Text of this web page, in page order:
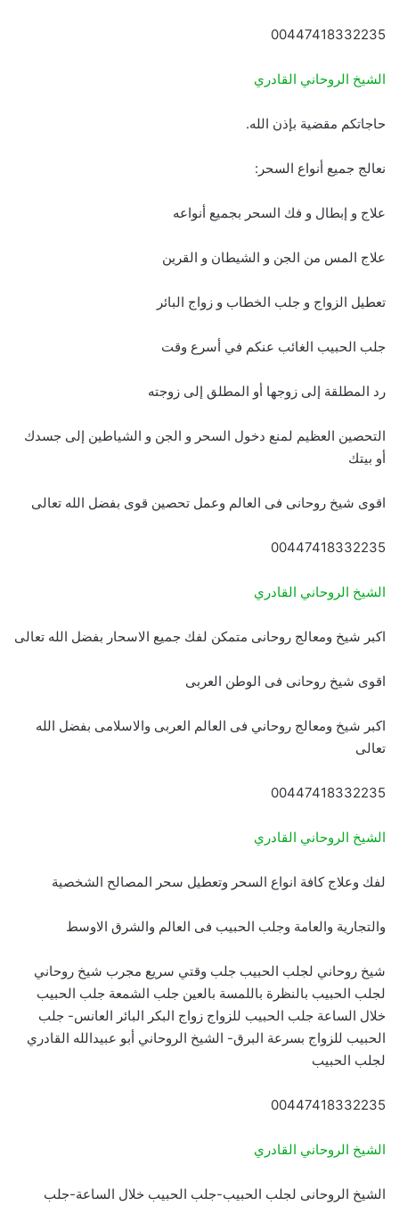
00447418332235
الشيخ الروحاني القادري
حاجاتكم مقضية بإذن الله.
نعالج جميع أنواع السحر:
علاج و إبطال و فك السحر بجميع أنواعه
علاج المس من الجن و الشيطان و القرين
تعطيل الزواج و جلب الخطاب و زواج البائر
جلب الحبيب الغائب عنكم في أسرع وقت
رد المطلقة إلى زوجها أو المطلق إلى زوجته
التحصين العظيم لمنع دخول السحر و الجن و الشياطين إلى جسدك
أو بيتك
اقوى شيخ روحانى فى العالم وعمل تحصين قوى بفضل الله تعالى
00447418332235
الشيخ الروحاني القادري
اكبر شيخ ومعالج روحانى متمكن لفك جميع الاسحار بفضل الله تعالى
اقوى شيخ روحانى فى الوطن العربى
اكبر شيخ ومعالج روحاني فى العالم العربى والاسلامى بفضل الله
تعالى
00447418332235
الشيخ الروحاني القادري
لفك وعلاج كافة انواع السحر وتعطيل سحر المصالح الشخصية
والتجارية والعامة وجلب الحبيب فى العالم والشرق الاوسط
شيخ روحاني لجلب الحبيب جلب وقتي سريع مجرب شيخ روحاني
لجلب الحبيب بالنظرة باللمسة بالعين جلب الشمعة جلب الحبيب
خلال الساعة جلب الحبيب للزواج زواج البكر البائر العانس- جلب
الحبيب للزواج بسرعة البرق- الشيخ الروحاني أبو عبيدالله القادري
لجلب الحبيب
00447418332235
الشيخ الروحاني القادري
الشيخ الروحانى لجلب الحبيب-جلب الحبيب خلال الساعة-جلب